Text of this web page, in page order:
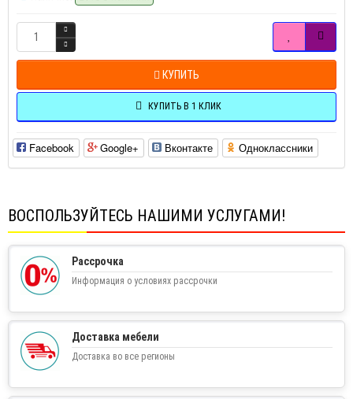
КУПИТЬ
КУПИТЬ В 1 КЛИК
Facebook Google+ Вконтакте Одноклассники
ВОСПОЛЬЗУЙТЕСЬ НАШИМИ УСЛУГАМИ!
Рассрочка
Информация о условиях рассрочки
Доставка мебели
Доставка во все регионы